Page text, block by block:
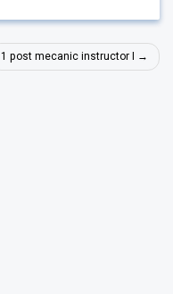
1 post mecanic instructor I